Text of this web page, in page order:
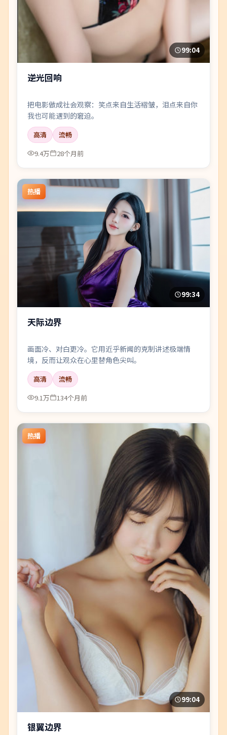
99:04
逆光回响
把电影做成社会观察：笑点来自生活褶皱，泪点来自你
我也可能遇到的窘迫。
高清
流畅
9.4万
28个月前
热播
99:34
天际边界
画面冷、对白更冷。它用近乎新闻的克制讲述极端情
境，反而让观众在心里替角色尖叫。
高清
流畅
9.1万
134个月前
热播
99:04
银翼边界